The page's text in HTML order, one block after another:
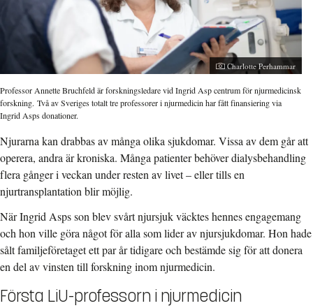
Charlotte Perhammar
Professor Annette Bruchfeld är forskningsledare vid Ingrid Asp centrum för njurmedicinsk
forskning. Två av Sveriges totalt tre professorer i njurmedicin har fått finansiering via
Ingrid Asps donationer.
Njurarna kan drabbas av många olika sjukdomar. Vissa av dem går att
operera, andra är kroniska. Många patienter behöver dialysbehandling
flera gånger i veckan under resten av livet – eller tills en
njurtransplantation blir möjlig.
När Ingrid Asps son blev svårt njursjuk väcktes hennes engagemang
och hon ville göra något för alla som lider av njursjukdomar. Hon hade
sålt familjeföretaget ett par år tidigare och bestämde sig för att donera
en del av vinsten till forskning inom njurmedicin.
Första LiU-professorn i njurmedicin